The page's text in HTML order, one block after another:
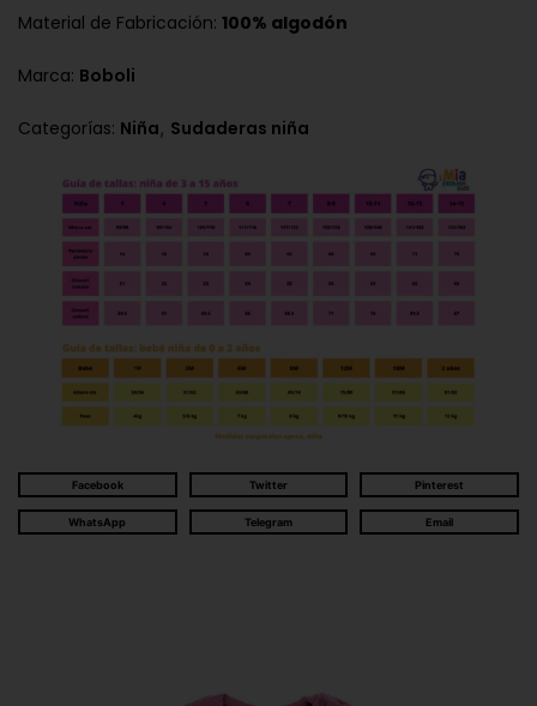
Material de Fabricación: 100% algodón
Marca: Boboli
Categorías: Niña, Sudaderas niña
Facebook Twitter Pinterest
WhatsApp Telegram Email